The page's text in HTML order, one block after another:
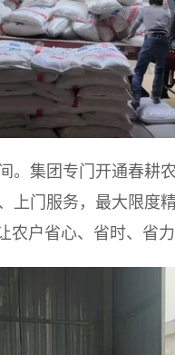
。集团专门开通春耕
上门服务，最大限度
农户省心、省时、省